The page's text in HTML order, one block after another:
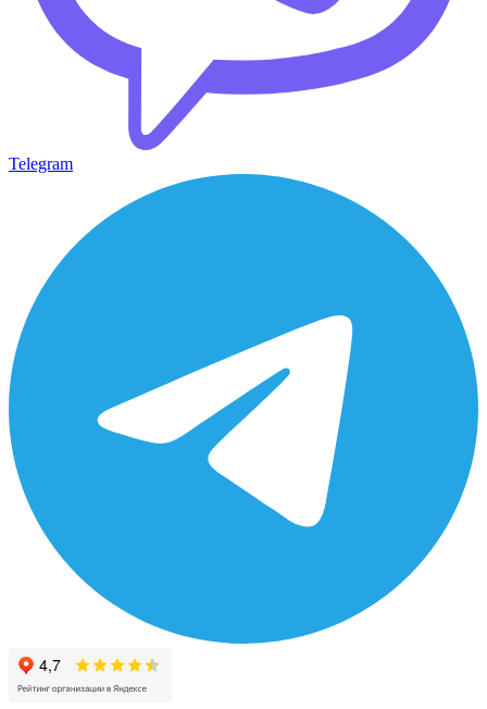
Telegram